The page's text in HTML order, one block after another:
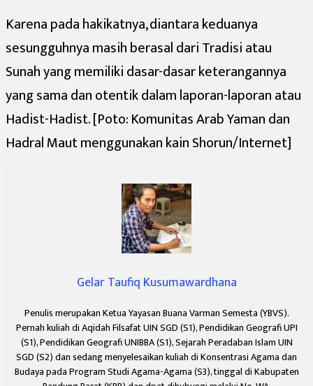
Karena pada hakikatnya, diantara keduanya
sesungguhnya masih berasal dari Tradisi atau
Sunah yang memiliki dasar-dasar keterangannya
yang sama dan otentik dalam laporan-laporan atau
Hadist-Hadist. [Poto: Komunitas Arab Yaman dan
Hadral Maut menggunakan kain Shorun/Internet]
Gelar Taufiq Kusumawardhana
Penulis merupakan Ketua Yayasan Buana Varman Semesta (YBVS).
Pernah kuliah di Aqidah Filsafat UIN SGD (S1), Pendidikan Geografi UPI
(S1), Pendidikan Geografi UNIBBA (S1), Sejarah Peradaban Islam UIN
SGD (S2) dan sedang menyelesaikan kuliah di Konsentrasi Agama dan
Budaya pada Program Studi Agama-Agama (S3), tinggal di Kabupaten